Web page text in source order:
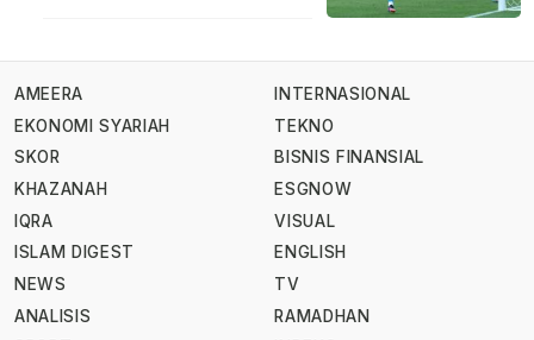
AMEERA
EKONOMI SYARIAH
SKOR
KHAZANAH
IQRA
ISLAM DIGEST
NEWS
ANALISIS
INTERNASIONAL
TEKNO
BISNIS FINANSIAL
ESGNOW
VISUAL
ENGLISH
TV
RAMADHAN